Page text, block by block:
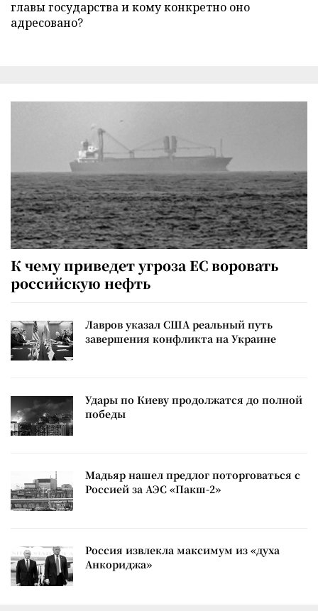
главы государства и кому конкретно оно
адресовано?
К чему приведет угроза ЕС воровать
российскую нефть
Лавров указал США реальный путь
завершения конфликта на Украине
Удары по Киеву продолжатся до полной
победы
Мадьяр нашел предлог поторговаться с
Россией за АЭС «Пакш-2»
Россия извлекла максимум из «духа
Анкориджа»